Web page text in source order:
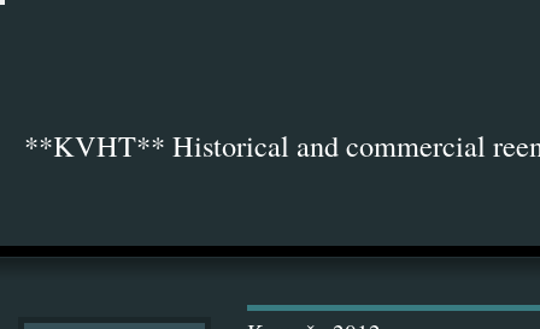
**KVHT** Historical and commercial